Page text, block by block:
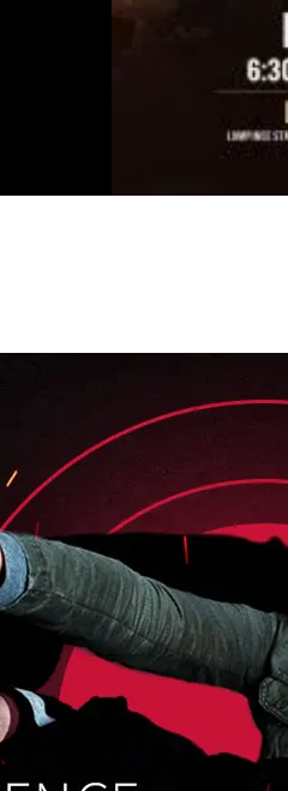
και πιο δύσκολο αγώνα της
με την υποστήριξη
Hellas.
ολοκλήρωσαν με επιτυχία τις
έγχρωμων ζωνών!
το κλειστό σεμινάριο